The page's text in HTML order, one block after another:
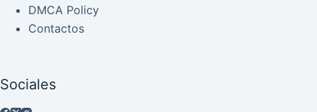
DMCA Policy
Contactos
Sociales